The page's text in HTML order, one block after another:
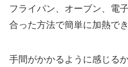
フライパン、オーブン、電
合った方法で簡単に加熱でき
手間がかかるように感じる